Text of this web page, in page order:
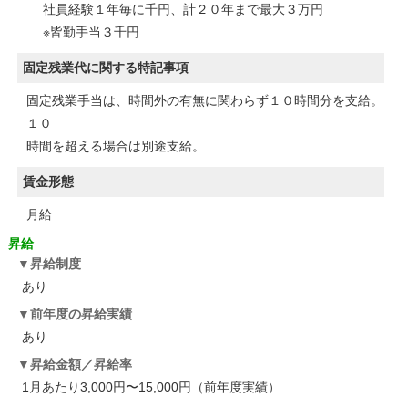
社員経験１年毎に千円、計２０年まで最大３万円
※皆勤手当３千円
固定残業代に関する特記事項
固定残業手当は、時間外の有無に関わらず１０時間分を支給。
１０
時間を超える場合は別途支給。
賃金形態
月給
昇給
昇給制度
あり
前年度の昇給実績
あり
昇給金額／昇給率
1月あたり3,000円〜15,000円（前年度実績）